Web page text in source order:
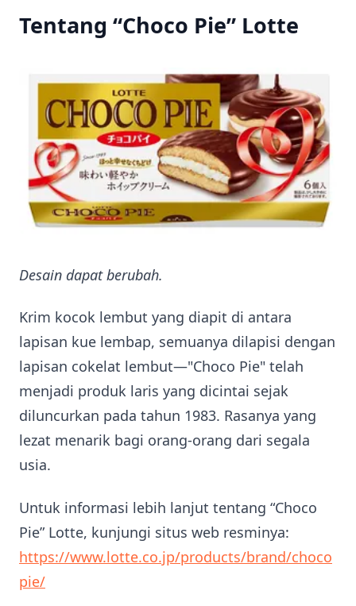
Tentang “Choco Pie” Lotte
Desain dapat berubah.
Krim kocok lembut yang diapit di antara
lapisan kue lembap, semuanya dilapisi dengan
lapisan cokelat lembut—"Choco Pie" telah
menjadi produk laris yang dicintai sejak
diluncurkan pada tahun 1983. Rasanya yang
lezat menarik bagi orang-orang dari segala
usia.
Untuk informasi lebih lanjut tentang “Choco
Pie” Lotte, kunjungi situs web resminya:
https://www.lotte.co.jp/products/brand/choco
pie/